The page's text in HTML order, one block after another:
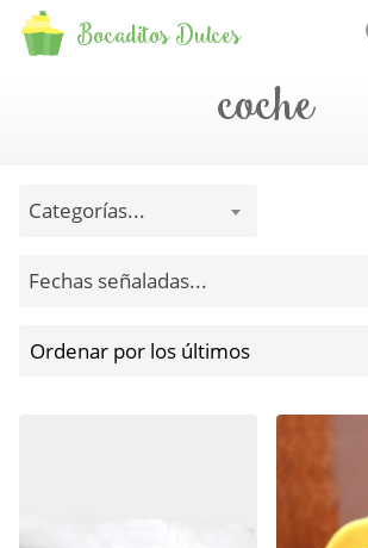
Bocaditos Dulces
coche
Categorías...
Fechas señaladas...